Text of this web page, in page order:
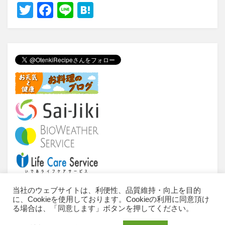
T
er
F
e
b
o
o
k
Li
n
a
当サイトについて ご利用条件
推奨環境
個人情報のお取扱いについて
お問い合わせ
当社のウェブサイトは、利便性、品質維持・向上を目的
に、Cookieを使用しております。Cookieの利用に同意頂け
る場合は、「同意します」ボタンを押してください。